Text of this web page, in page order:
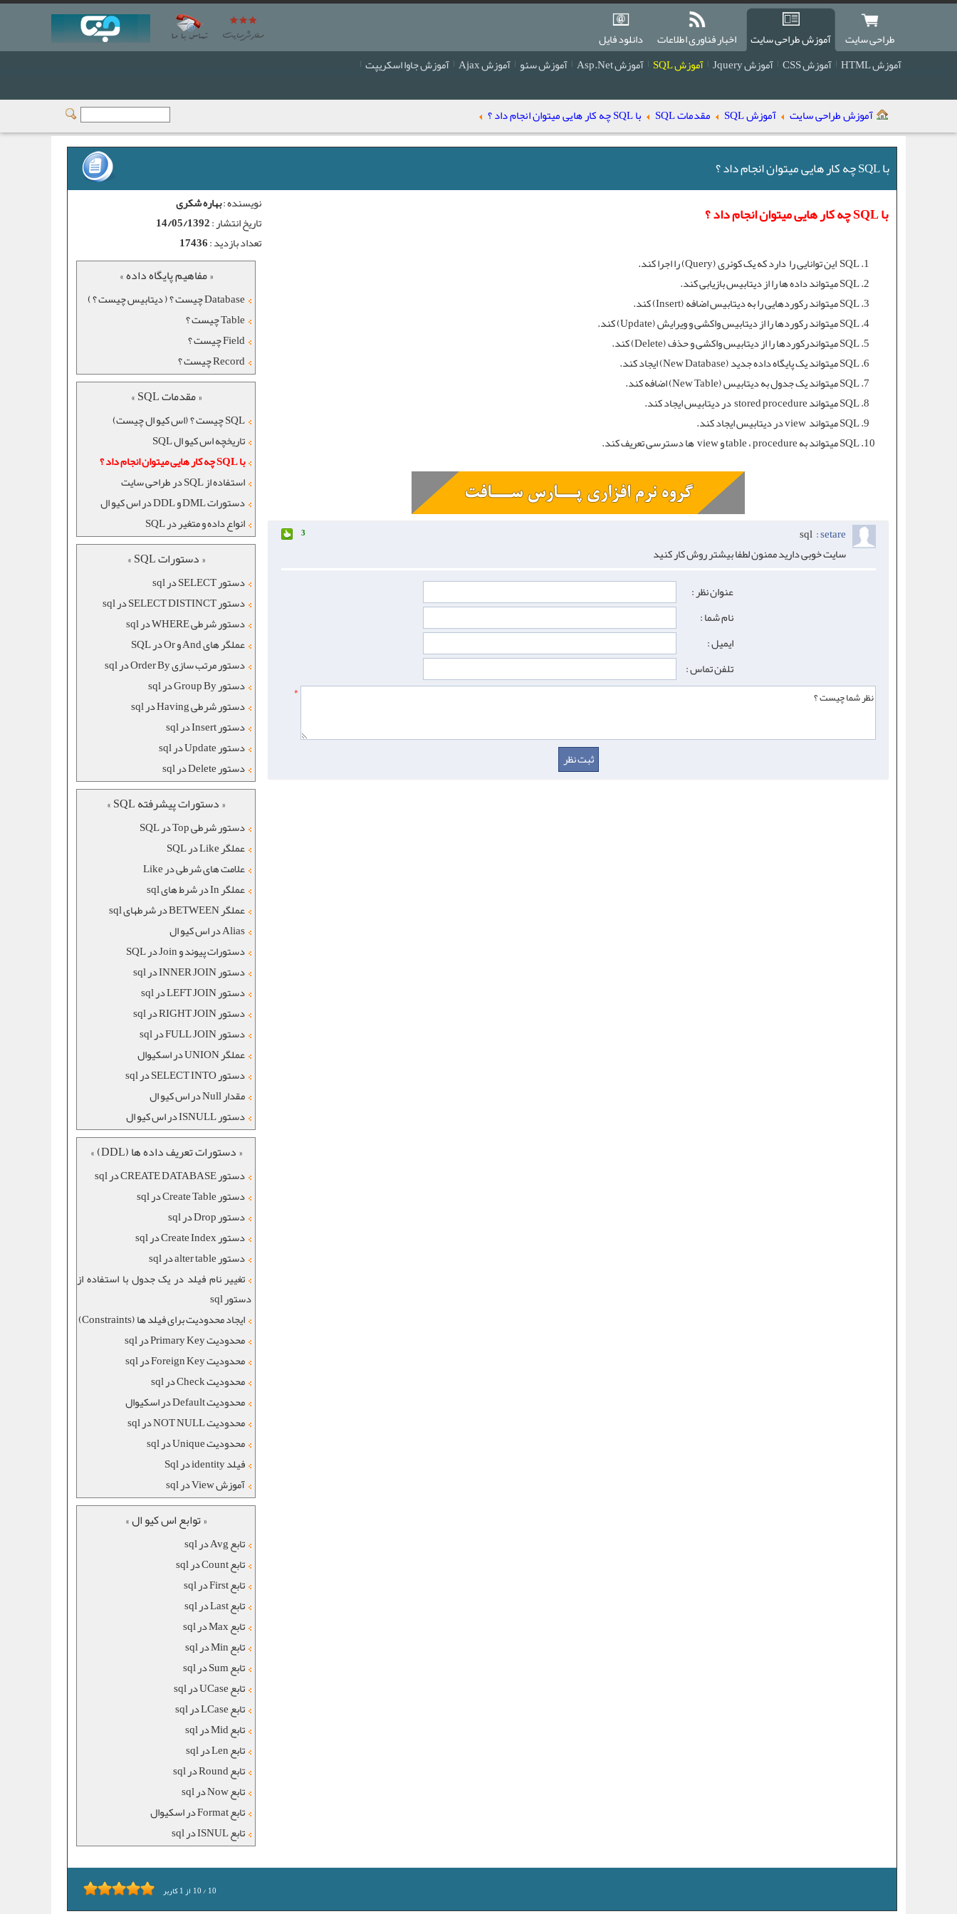
طراحی سایت آموزش طراحی سایت اخبار فناوری اطلاعات
دانلود فایل
آموزش HTML
آموزش CSS آموزش Jquery آموزش SQL آموزش Asp.Net آموزش سئو آموزش Ajax آموزش جاوا اسکریپت
آموزش طراحی سایت آموزش SQL مقدمات SQL با SQL چه کار هایی میتوان انجام داد ؟
با SQL چه کار هایی میتوان انجام داد ؟
با SQL چه کار هایی میتوان انجام داد ؟
SQLاین توانایی را دارد که یک کوئری (Query) را اجرا کند.
SQL میتواند داده ها را از دیتابیس بازیابی کند.
SQL میتواند رکوردهایی را به دیتابیس اضافه (
Insert) کند.
SQL میتواند رکوردها را از دیتابیس واکشی و ویرایش (
Update) کند.
SQL میتواندرکوردها را از دیتابیس واکشی و حذف (
Delete) کند.
SQL میتواند یک پایگاه داده جدید (New Database) ایجاد کند.
SQL میتواند یک جدول به دیتابیس (New Table) اضافه کند.
SQL میتواند stored procedure در دیتابیس ایجاد کند.
SQLمیتواند view در دیتابیس ایجاد کند.
SQL میتواند به table ، procedure و view ها دسترسی تعریف کند.
setare :
sql
3
سایت خوبی دارید ممنون لطفا بیشتر روش کار کنید
عنوان نظر :
نام شما :
ایمیل :
تلفن تماس :
*
نویسنده :بهاره شکری
تاریخ انتشار :14/05/1392
تعداد بازدید :17436
« مفاهیم پایگاه داده »
Database چیست ؟ ( دیتابیس چیست ؟ )
Table چیست ؟
Field چیست ؟
Record چیست ؟
« مقدمات SQL »
SQL چیست ؟ (اس کیو ال چیست)
تاریخچه اس کیو ال SQL
با SQL چه کار هایی میتوان انجام داد ؟
استفاده از SQL در طراحی سایت
دستورات DML و DDL در اس کیو ال
انواع داده و متغیر در SQL
« دستورات SQL »
دستور SELECT در sql
دستور SELECT DISTINCT در sql
دستور شرطی WHERE در sql
عملگر های And و Or در SQL
دستور مرتب سازی Order By در sql
دستور Group By در sql
دستور شرطی Having در sql
دستور Insert در sql
دستور Update در sql
دستور Delete در sql
« دستورات پیشرفته SQL »
دستور شرطی Top در SQL
عملگر Like در SQL
علامت های شرطی در Like
عملگر In در شرط های sql
عملگر BETWEEN در شرطهای sql
Alias در اس کیو ال
دستورات پیوند و Join در SQL
دستور INNER JOIN در sql
دستور LEFT JOIN در sql
دستور RIGHT JOIN در sql
دستور FULL JOIN در sql
عملگر UNION در اسکیوال
دستور SELECT INTO در sql
مقدار Null در اس کیو ال
دستور ISNULL در اس کیو ال
« دستورات تعریف داده ها (DDL) »
دستور CREATE DATABASE در sql
دستور Create Table در sql
دستور Drop در sql
دستور Create Index در sql
دستور alter table در sql
تغییر نام فیلد در یک جدول با استفاده از
دستور sql
ایجاد محدودیت برای فیلد ها (Constraints)
محدودیت Primary Key در sql
محدودیت Foreign Key در sql
محدودیت Check در sql
محدودیت Default در اسکیوال
محدودیت NOT NULL در sql
محدودیت Unique در sql
فیلد identity در Sql
آموزش View در sql
« توابع اس کیو ال »
تابع Avg در sql
تابع Count در sql
تابع First در sql
تابع Last در sql
تابع Max در sql
تابع Min در sql
تابع Sum در sql
تابع UCase در sql
تابع LCase در sql
تابع Mid در sql
تابع Len در sql
تابع Round در sql
تابع Now در sql
تابع Format در اسکیوال
تابع ISNUL در sql
10/10 از1کاربر